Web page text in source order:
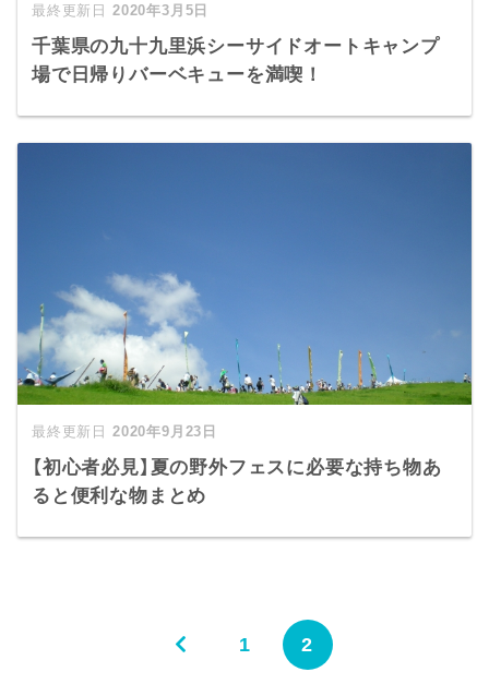
2020年3月5日
千葉県の九十九里浜シーサイドオートキャンプ
場で日帰りバーベキューを満喫！
2020年9月23日
【初心者必見】夏の野外フェスに必要な持ち物あ
ると便利な物まとめ
1 2